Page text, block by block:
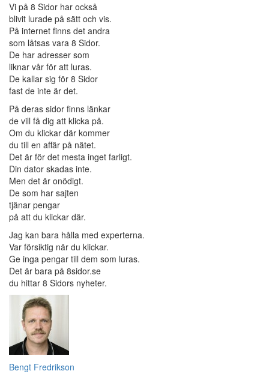
Vi på 8 Sidor har också
blivit lurade på sätt och vis.
På internet finns det andra
som låtsas vara 8 Sidor.
De har adresser som
liknar vår för att luras.
De kallar sig för 8 Sidor
fast de inte är det.
På deras sidor finns länkar
de vill få dig att klicka på.
Om du klickar där kommer
du till en affär på nätet.
Det är för det mesta inget farligt.
Din dator skadas inte.
Men det är onödigt.
De som har sajten
tjänar pengar
på att du klickar där.
Jag kan bara hålla med experterna.
Var försiktig när du klickar.
Ge inga pengar till dem som luras.
Det är bara på 8sidor.se
du hittar 8 Sidors nyheter.
Bengt Fredrikson